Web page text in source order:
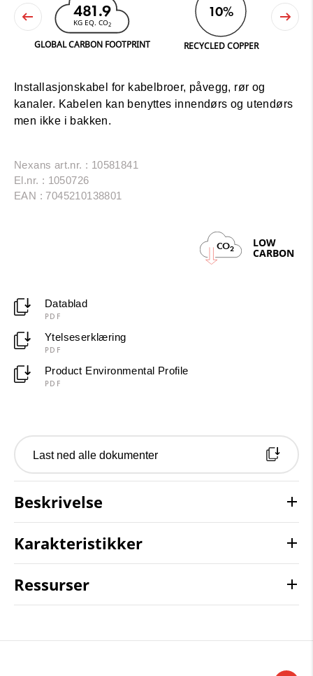
481.9
KG EQ. CO2
GLOBAL CARBON FOOTPRINT
10%
RECYCLED COPPER
Installasjonskabel for kabelbroer, påvegg, rør og
kanaler. Kabelen kan benyttes innendørs og utendørs
men ikke i bakken.
Nexans art.nr. : 10581841
El.nr. : 1050726
EAN : 7045210138801
CO2 LOW
CARBON
Datablad
PDF
Ytelseserklæring
PDF
Product Environmental Profile
PDF
Last ned alle dokumenter
Beskrivelse
Karakteristikker
Ressurser